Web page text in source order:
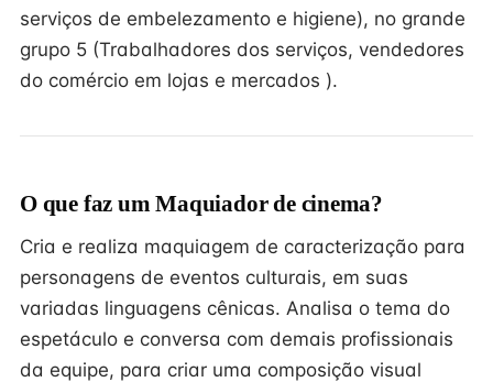
serviços de embelezamento e higiene), no grande
grupo 5 (Trabalhadores dos serviços, vendedores
do comércio em lojas e mercados ).
O que faz um Maquiador de cinema?
Cria e realiza maquiagem de caracterização para
personagens de eventos culturais, em suas
variadas linguagens cênicas. Analisa o tema do
espetáculo e conversa com demais profissionais
da equipe, para criar uma composição visual